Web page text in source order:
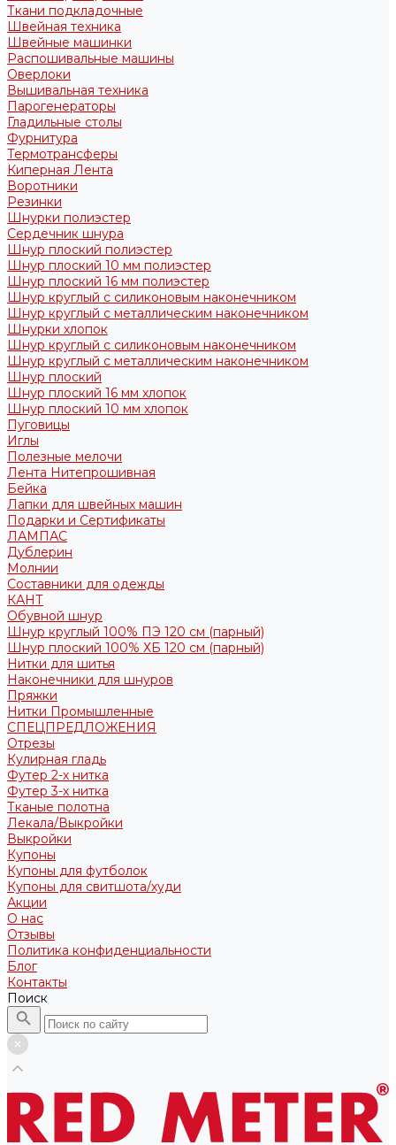
Ткани подкладочные
Швейная техника
Швейные машинки
Распошивальные машины
Оверлоки
Вышивальная техника
Парогенераторы
Гладильные столы
Фурнитура
Термотрансферы
Киперная Лента
Воротники
Резинки
Шнурки полиэстер
Сердечник шнура
Шнур плоский полиэстер
Шнур плоский 10 мм полиэстер
Шнур плоский 16 мм полиэстер
Шнур круглый с силиконовым наконечником
Шнур круглый с металлическим наконечником
Шнурки хлопок
Шнур круглый с силиконовым наконечником
Шнур круглый с металлическим наконечником
Шнур плоский
Шнур плоский 16 мм хлопок
Шнур плоский 10 мм хлопок
Пуговицы
Иглы
Полезные мелочи
Лента Нитепрошивная
Бейка
Лапки для швейных машин
Подарки и Сертификаты
ЛАМПАС
Дублерин
Молнии
Составники для одежды
КАНТ
Обувной шнур
Шнур круглый 100% ПЭ 120 см (парный)
Шнур плоский 100% ХБ 120 см (парный)
Нитки для шитья
Наконечники для шнуров
Пряжки
Нитки Промышленные
СПЕЦПРЕДЛОЖЕНИЯ
Отрезы
Кулирная гладь
Футер 2-х нитка
Футер 3-х нитка
Тканые полотна
Лекала/Выкройки
Выкройки
Купоны
Купоны для футболок
Купоны для свитшота/худи
Акции
О нас
Отзывы
Политика конфиденциальности
Блог
Контакты
Поиск